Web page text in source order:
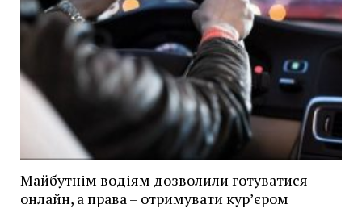
Майбутнім водіям дозволили готуватися
онлайн, а права – отримувати кур’єром